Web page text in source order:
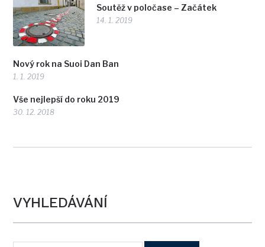
Soutěž v poločase – Začátek
14. 1. 2019
Nový rok na Suoi Dan Ban
1. 1. 2019
Vše nejlepší do roku 2019
30. 12. 2018
VYHLEDÁVÁNÍ